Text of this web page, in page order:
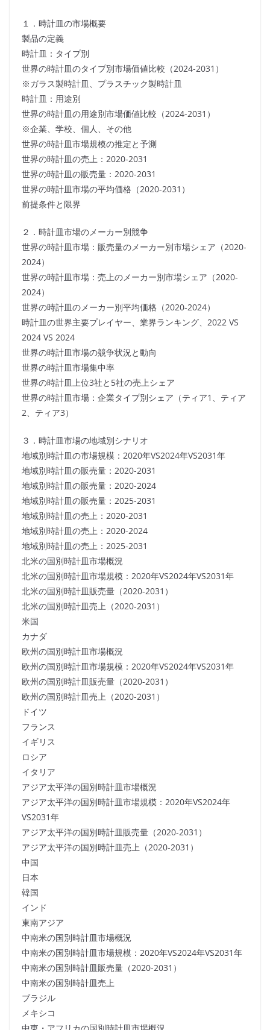
１．時計皿の市場概要
製品の定義
時計皿：タイプ別
世界の時計皿のタイプ別市場価値比較（2024-2031）
※ガラス製時計皿、プラスチック製時計皿
時計皿：用途別
世界の時計皿の用途別市場価値比較（2024-2031）
※企業、学校、個人、その他
世界の時計皿市場規模の推定と予測
世界の時計皿の売上：2020-2031
世界の時計皿の販売量：2020-2031
世界の時計皿市場の平均価格（2020-2031）
前提条件と限界
２．時計皿市場のメーカー別競争
世界の時計皿市場：販売量のメーカー別市場シェア（2020-
2024）
世界の時計皿市場：売上のメーカー別市場シェア（2020-
2024）
世界の時計皿のメーカー別平均価格（2020-2024）
時計皿の世界主要プレイヤー、業界ランキング、2022 VS
2024 VS 2024
世界の時計皿市場の競争状況と動向
世界の時計皿市場集中率
世界の時計皿上位3社と5社の売上シェア
世界の時計皿市場：企業タイプ別シェア（ティア1、ティア
2、ティア3）
３．時計皿市場の地域別シナリオ
地域別時計皿の市場規模：2020年VS2024年VS2031年
地域別時計皿の販売量：2020-2031
地域別時計皿の販売量：2020-2024
地域別時計皿の販売量：2025-2031
地域別時計皿の売上：2020-2031
地域別時計皿の売上：2020-2024
地域別時計皿の売上：2025-2031
北米の国別時計皿市場概況
北米の国別時計皿市場規模：2020年VS2024年VS2031年
北米の国別時計皿販売量（2020-2031）
北米の国別時計皿売上（2020-2031）
米国
カナダ
欧州の国別時計皿市場概況
欧州の国別時計皿市場規模：2020年VS2024年VS2031年
欧州の国別時計皿販売量（2020-2031）
欧州の国別時計皿売上（2020-2031）
ドイツ
フランス
イギリス
ロシア
イタリア
アジア太平洋の国別時計皿市場概況
アジア太平洋の国別時計皿市場規模：2020年VS2024年
VS2031年
アジア太平洋の国別時計皿販売量（2020-2031）
アジア太平洋の国別時計皿売上（2020-2031）
中国
日本
韓国
インド
東南アジア
中南米の国別時計皿市場概況
中南米の国別時計皿市場規模：2020年VS2024年VS2031年
中南米の国別時計皿販売量（2020-2031）
中南米の国別時計皿売上
ブラジル
メキシコ